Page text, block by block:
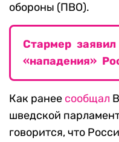
обороны (ПВО).
Стармер заявил
«нападения»
Как ранее сообщал
шведской
говорится, что